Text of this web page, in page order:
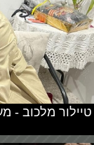
טיילור מלכוב -